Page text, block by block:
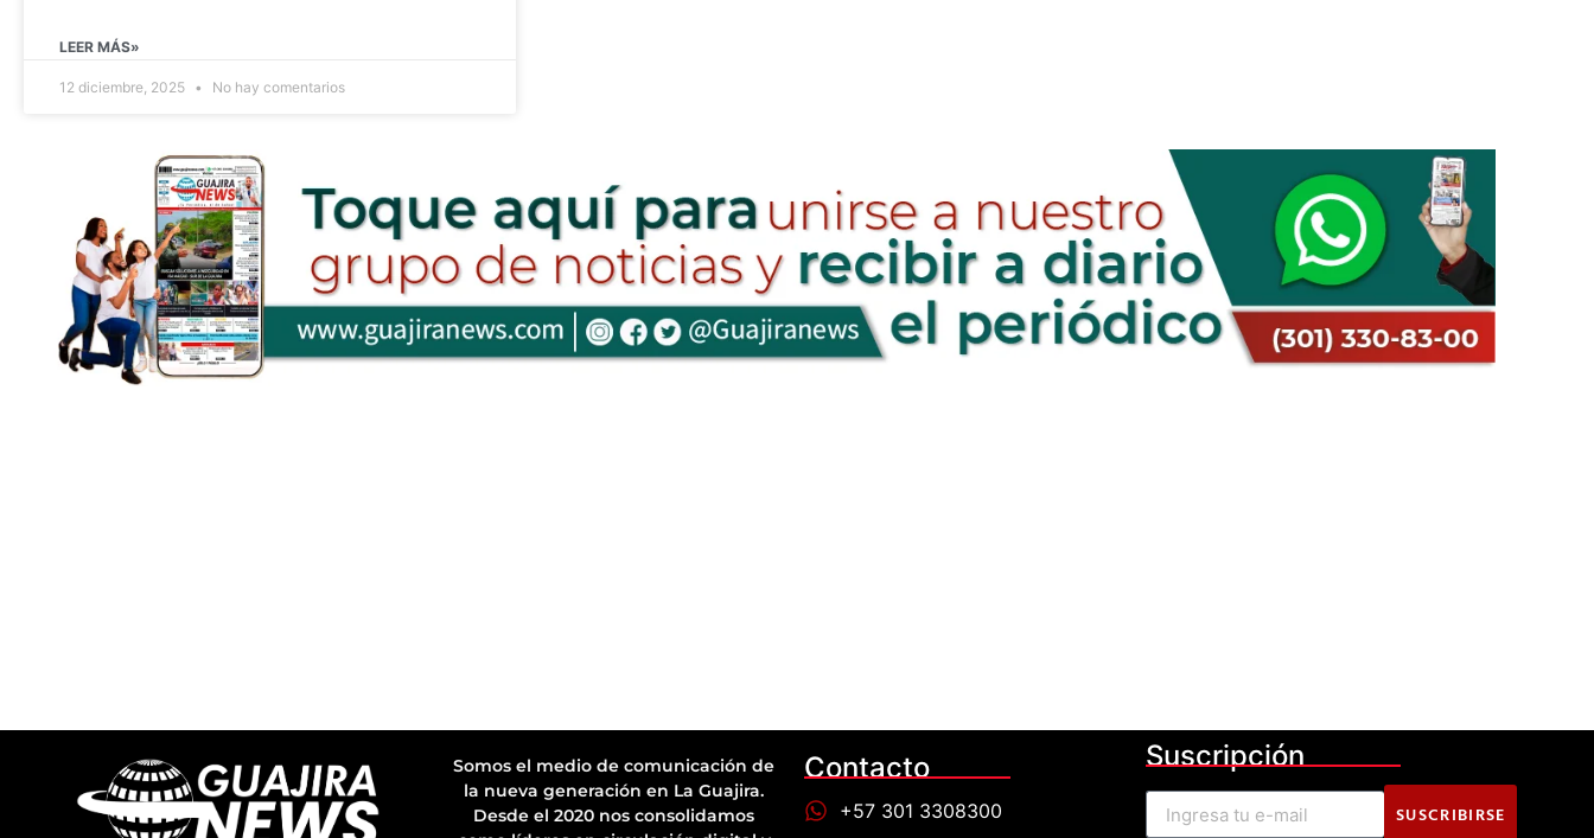
LEER MÁS»
12 diciembre, 2025 No hay comentarios
Somos el medio de comunicación de
la nueva generación en La Guajira.
Desde el 2020 nos consolidamos
Contacto
+57 301 3308300
Suscripción
SUSCRIBIRSE